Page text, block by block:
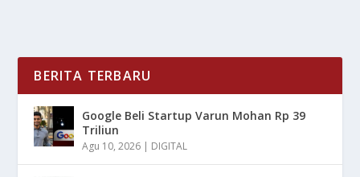
BERITA TERBARU
Google Beli Startup Varun Mohan Rp 39
Triliun
Agu 10, 2026 | DIGITAL